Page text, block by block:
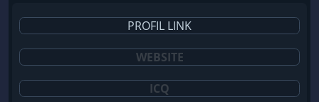
PROFIL LINK
WEBSITE
ICQ